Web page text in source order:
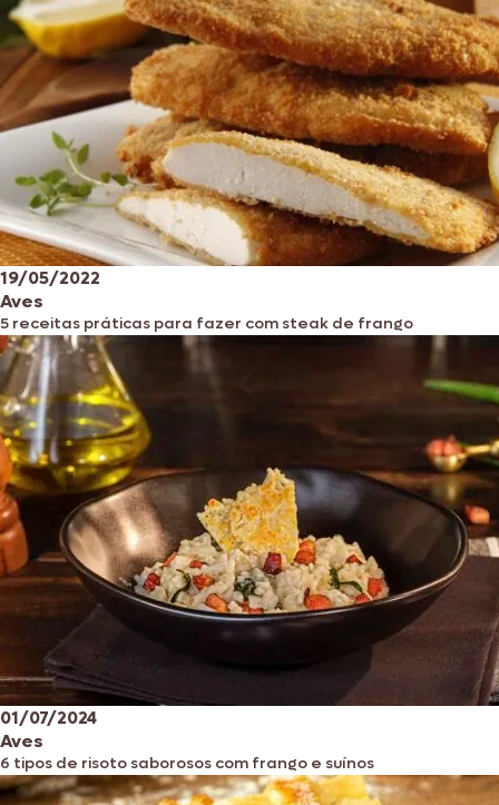
19/05/2022
Aves
5 receitas práticas para fazer com steak de frango
01/07/2024
Aves
6 tipos de risoto saborosos com frango e suínos